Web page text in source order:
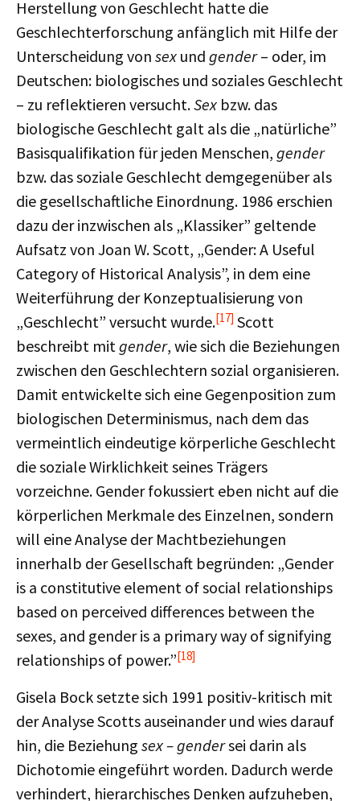
Herstellung von Geschlecht hatte die
Geschlechterforschung anfänglich mit Hilfe der
Unterscheidung von sex und gender– oder, im
Deutschen: biologisches und soziales Geschlecht
– zu reflektieren versucht.Sex bzw. das
biologische Geschlecht galt als die „natürliche”
Basisqualifikation für jeden Menschen, gender
bzw. das soziale Geschlecht demgegenüber als
die gesellschaftliche Einordnung. 1986 erschien
dazu der inzwischen als „Klassiker” geltende
Aufsatz von Joan W. Scott, „Gender: A Useful
Category of Historical Analysis”, in dem eine
Weiterführung der Konzeptualisierung von
„Geschlecht” versucht wurde.[17] Scott
beschreibt mitgender, wie sich die Beziehungen
zwischen den Geschlechtern sozial organisieren.
Damit entwickelte sich eine Gegenposition zum
biologischen Determinismus, nach dem das
vermeintlich eindeutige körperliche Geschlecht
die soziale Wirklichkeit seines Trägers
vorzeichne. Gender fokussiert eben nicht auf die
körperlichen Merkmale des Einzelnen, sondern
will eine Analyse der Machtbeziehungen
innerhalb der Gesellschaft begründen: „Gender
is a constitutive element of social relationships
based on perceived differences between the
sexes, and gender is a primary way of signifying
relationships of power.”[18]
Gisela Bock setzte sich 1991 positiv-kritisch mit
der Analyse Scotts auseinander und wies darauf
hin, die Beziehung sex – gendersei darin als
Dichotomie eingeführt worden. Dadurch werde
verhindert, hierarchisches Denken aufzuheben,